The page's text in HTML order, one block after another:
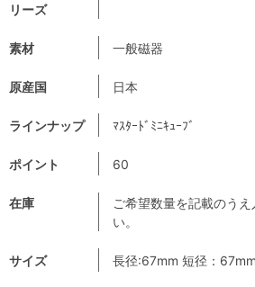
リーズ
素材 一般磁器
原産国 日本
ラインナップ ﾏｽﾀｰﾄﾞﾐﾆｷｭｰﾌﾞ
ポイント 60
在庫
ご希望数量を記載のう
い。
サイズ 長径:67mm 短径：